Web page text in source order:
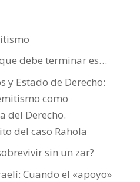
debe terminar es…
y Estado de Derecho:
como
del Derecho.
del caso Rahola
sin un zar?
Cuando el «apoyo»